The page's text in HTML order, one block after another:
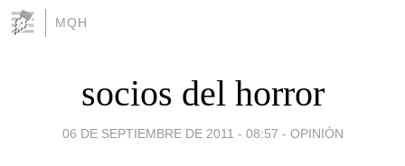
MQH
socios del horror
06 DE SEPTIEMBRE DE 2011 - 08:57 - OPINIÓN